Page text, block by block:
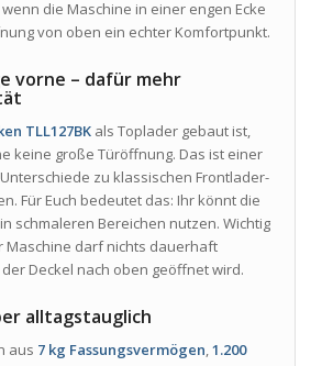
die Maschine in einer engen Ecke
von oben ein echter Komfortpunkt.
vorne – dafür mehr
TLL127BKals Toplader gebaut ist,
keine große Türöffnung. Das ist einer
zu klassischen Frontlader-
Für Euch bedeutet das: Ihr könnt die
schmaleren Bereichen nutzen. Wichtig
Maschine darf nichts dauerhaft
Deckel nach oben geöffnet wird.
alltagstauglich
aus 7 kg Fassungsvermögen,1.200